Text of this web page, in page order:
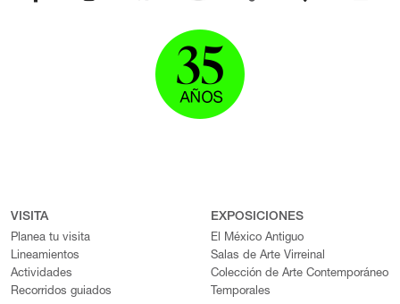
VISITA
Planea tu visita
Lineamientos
Actividades
Recorridos guiados
EXPOSICIONES
El México Antiguo
Salas de Arte Virreinal
Colección de Arte Contemporáneo
Temporales